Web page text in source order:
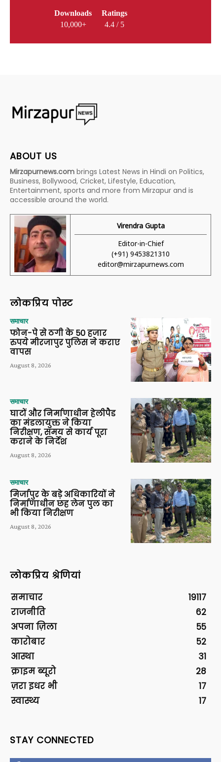
Downloads
10,000+
Ratings
4.4 / 5
ABOUT US
Mirzapurnews.com brings Latest News in Hindi on Politics,
Business, Bollywood, Cricket, Lifestyle, Education,
Entertainment, sports and more from Mirzapur and is
accessible around the world.
Virendra Gupta
Editor-in-Chief
(+91) 9453821310
editor@mirzapurnews.com
लोकप्रिय पोस्ट
समाचार
फोन-पे से ठगी के 50 हजार
रुपये मीरजापुर पुलिस ने कराए
वापस
August 8, 2026
समाचार
घाटों और निर्माणाधीन हेलीपैड
का मंडलायुक्त ने किया
निरीक्षण, समय से कार्य पूरा
कराने के निर्देश
August 8, 2026
समाचार
मिर्जापुर के बड़े अधिकारियों ने
निर्माणाधीन छह लेन पुल का
भी किया निरीक्षण
August 8, 2026
लोकप्रिय श्रेणियां
समाचार
19117
राजनीति
62
अपना ज़िला
55
कारोबार
52
आस्था
31
क्राइम ब्यूरो
28
ज़रा इधर भी
17
स्वास्थ्य
17
STAY CONNECTED